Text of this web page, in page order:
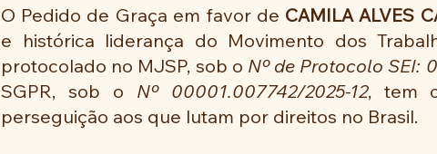
O Pedido de Graça em favor de CAMILA ALVES
e histórica liderança do Movimento dos
protocolado no MJSP, sob o Nº de Protocolo SEI:
SGPR, sob o Nº 00001.007742/2025-12, tem
perseguição aos que lutam por direitos no Brasil.